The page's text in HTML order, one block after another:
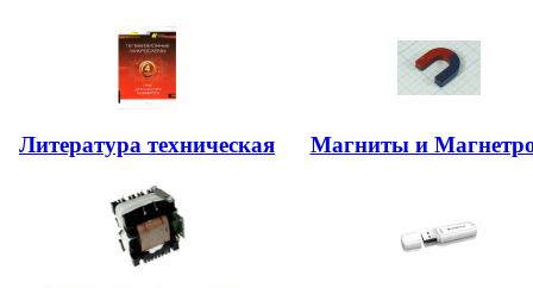
Литература техническая Магниты и